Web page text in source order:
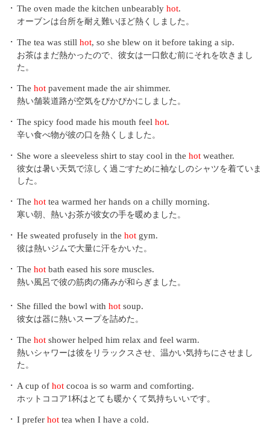
・ The oven made the kitchen unbearably hot.
オーブンは台所を耐え難いほど熱くしました。
・ The tea was still hot, so she blew on it before taking a sip.
お茶はまだ熱かったので、彼女は一口飲む前にそれを吹きまし
た。
・ The hot pavement made the air shimmer.
熱い舗装道路が空気をぴかぴかにしました。
・ The spicy food made his mouth feel hot.
辛い食べ物が彼の口を熱くしました。
・ She wore a sleeveless shirt to stay cool in the hot weather.
彼女は暑い天気で涼しく過ごすために袖なしのシャツを着ていま
した。
・ The hot tea warmed her hands on a chilly morning.
寒い朝、熱いお茶が彼女の手を暖めました。
・ He sweated profusely in the hot gym.
彼は熱いジムで大量に汗をかいた。
・ The hot bath eased his sore muscles.
熱い風呂で彼の筋肉の痛みが和らぎました。
・ She filled the bowl with hot soup.
彼女は器に熱いスープを詰めた。
・ The hot shower helped him relax and feel warm.
熱いシャワーは彼をリラックスさせ、温かい気持ちにさせまし
た。
・ A cup of hot cocoa is so warm and comforting.
ホットココア1杯はとても暖かくて気持ちいいです。
・ I prefer hot tea when I have a cold.